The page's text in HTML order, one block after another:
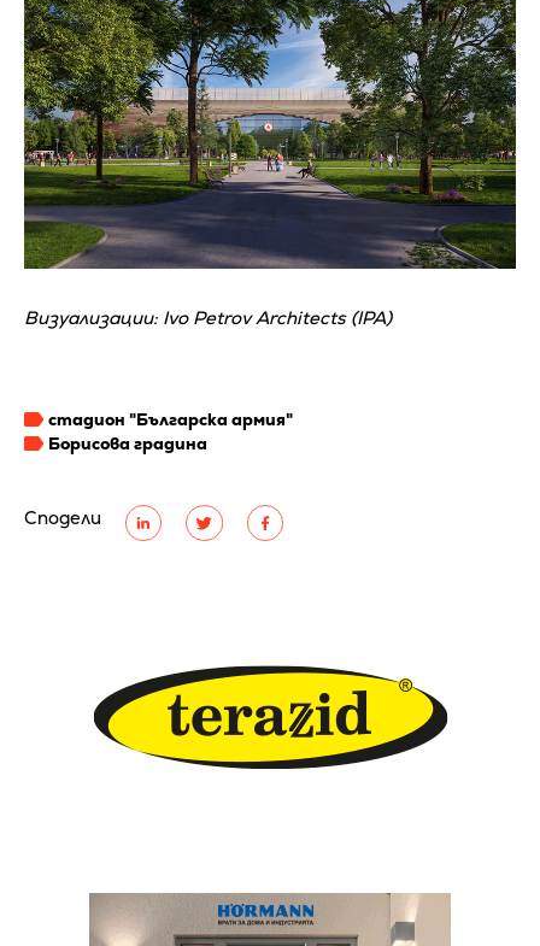
Сподели
Визуализации: Ivo Petrov Architects (IPA)
стадион "Българска армия"
Борисова градина